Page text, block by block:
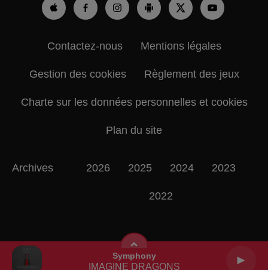
Symphony
IMAGINE DRAGONS
Contactez-nous Mentions légales
Gestion des cookies Règlement des jeux
Charte sur les données personnelles et cookies
Plan du site
Archives 2026 2025 2024 2023
2022